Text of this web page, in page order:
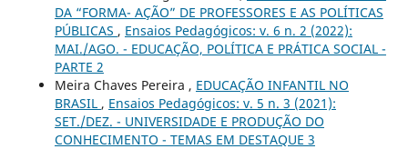
DA “FORMA- AÇÃO” DE PROFESSORES E AS POLÍTICAS
PÚBLICAS , Ensaios Pedagógicos: v. 6 n. 2 (2022):
MAI./AGO. - EDUCAÇÃO, POLÍTICA E PRÁTICA SOCIAL -
PARTE 2
Meira Chaves Pereira , EDUCAÇÃO INFANTIL NO
BRASIL , Ensaios Pedagógicos: v. 5 n. 3 (2021):
SET./DEZ. - UNIVERSIDADE E PRODUÇÃO DO
CONHECIMENTO - TEMAS EM DESTAQUE 3